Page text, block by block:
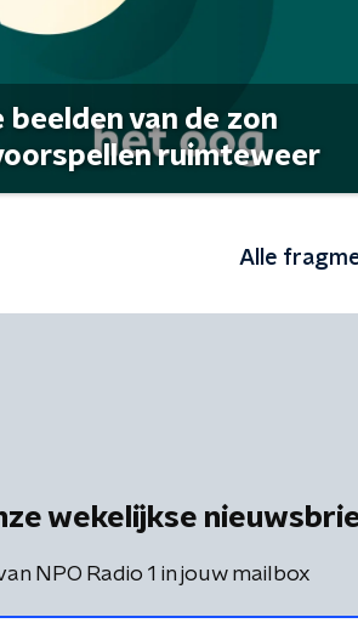
beelden van de zon
ruimteweer
Alle
wekelijkse
NPO Radio 1 in jouw mailbox